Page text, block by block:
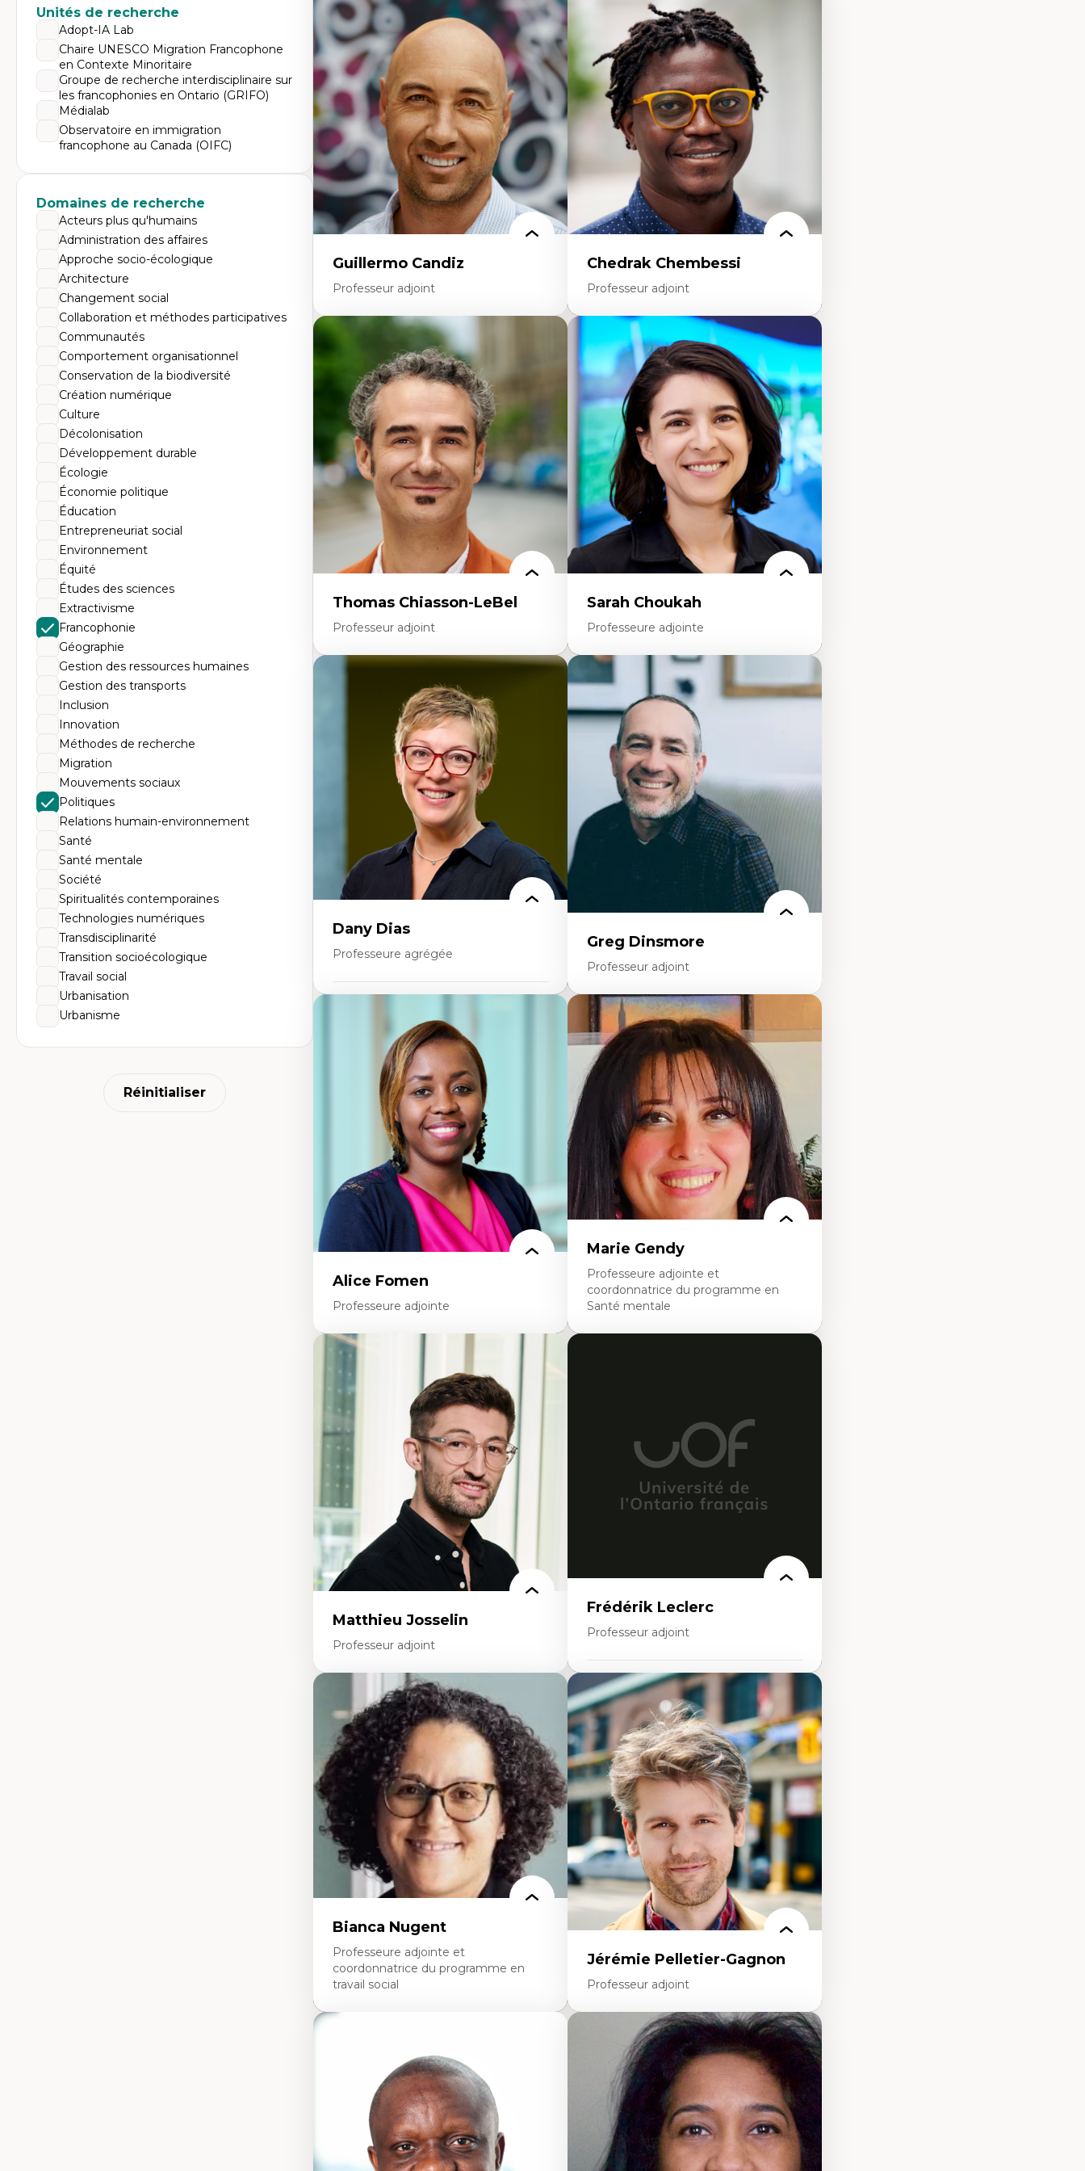
Unités de recherche
Adopt-IA Lab
Chaire UNESCO Migration Francophone
en Contexte Minoritaire
Groupe de recherche interdisciplinaire sur
les francophonies en Ontario (GRIFO)
Médialab
Observatoire en immigration
francophone au Canada (OIFC)
Domaines de recherche
Acteurs plus qu'humains
Administration des affaires
Approche socio-écologique
Architecture
Changement social
Collaboration et méthodes participatives
Communautés
Comportement organisationnel
Conservation de la biodiversité
Création numérique
Culture
Décolonisation
Développement durable
Écologie
Économie politique
Éducation
Entrepreneuriat social
Environnement
Équité
Études des sciences
Extractivisme
Francophonie
Géographie
Gestion des ressources humaines
Gestion des transports
Inclusion
Innovation
Méthodes de recherche
Migration
Mouvements sociaux
Politiques
Relations humain-environnement
Santé
Santé mentale
Société
Spiritualités contemporaines
Technologies numériques
Transdisciplinarité
Transition socioécologique
Travail social
Urbanisation
Urbanisme
Réinitialiser
Expertises
Discours sur la ville et représentations
Mosquées, formes et usages au Canada
Reconnaissance et représentations des
communautés immigrantes dans l'espace
urbain
Design architectural et urbain
Patrimoine et patrimonialisation
Études postcoloniales et décolonisation des
savoirs
Didactique des sciences – processus
d’enquête et culture scientifique
Éducation en milieu minoritaire –
construction identitaire et conscience
critique
Technologies éducatives – ludification et
programmation pédagogique
La langue dans toutes les matières –
environnement discursif et langage
scientifique
Guillermo Candiz
Professeur adjoint
Trajectoires migratoires
Migrations forcées
Études des frontières; Enjeux géopolitiques
des migrations
Politiques migratoires
Réfugiés
Demandeurs d’asile
Migrations irrégulières
Migrations temporaires
Migration et changement climatique
Migration et développement
Chedrak Chembessi
Professeur adjoint
Expertises
Économie circulaire
Modèles d’affaires durables
Histoire des faits économiques
Gestion durable des ressources naturelles
Écologie industrielle
Aménagement durable du territoire
Développement régional
Coopératives
Télétravail en milieu rural francophone
Transition socio-écologique
Thomas Chiasson-LeBel
Professeur adjoint
Théories du développement
Économie politique comparée
Élites économiques
Sociologie économique
Extractivisme
Classes sociales
Mouvements sociaux
Théories de l’État
Sarah Choukah
Professeure adjointe
Expertises
Démocratisation des nouvelles
technologies et biotechnologies
Données ouvertes
Bioart, programmation et électronique
créatives
Histoire sociale et culturelle des
technologies numériques
Résistances et droits numériques
Internet des objets
Métavers
Problématiques relatives à l’intelligence
artificielle, l’apprentissage machine et les
Féminismes et nouvelles technologies
Dany Dias
Professeure agrégée
Pédagogies critiques et justice sociale
Éthique relationnelle et sollicitude en
éducation
Décolonisation et autochtonisation de la
formation à l’enseignement
Littératie et didactique du français
Éducation inclusive
Formation à l’enseignement en contexte
francophone minoritaire
Identité linguistique et culturelle
Recherche-action et approches
participatives
Leadership éducatif et pratiques réflexives
Éducation durable et bien-être en
enseignement
Greg Dinsmore
Professeur adjoint
Expertises
Fragmentation des auditoires médiatiques
Analyse multi-plateforme des auditoires
médiatiques
Analyse des comportements numériques à
travers les données massives et l’IA
Recherche quantitative et qualitative sur
les auditoires médiatiques
Épistémologie des techniques de recherche
numérique et l’IA
Théorie des droits de la personne
La pensée politique d’Hannah Arendt
La pensée politique à l’ère numérique
Justice internationale et normes
internationales
Alice Fomen
Professeure adjointe
Expertises
Acceptabilité, acceptation et adoption des
technologies
Technologies d'apprentissage innovantes
Insertion professionnelle du nouveau
personnel enseignant
Construction identitaire en milieu
minoritaire francophone
Technologies éducatives pour la formation
Marie Gendy
Professeure adjointe et
coordonnatrice du programme en
Santé mentale
Développement de protocoles d'essais
cliniques
Collaboration interfonctionnelle
Développement de cadres politiques
Collaboration avec des entreprises
pharmaceutiques
Matthieu Josselin
Professeur adjoint
Expertises
Ethnographie critique des environnements
d’apprentissage des étudiant.e.s
Approche transdisciplinaire des
compétences socioaffectives et
interculturelles
Didactique des langues secondes et
compétence pragmatique
Andragogie
Méthodologies de recherche qualitative
Frédérik Leclerc
Professeur adjoint
Expertises
Théories et pratiques de l’urbanisme
Urbanisme durable
Histoire de l’urbanisme
Théories sur la
territorialité/territorialisation
Bianca Nugent
Professeure adjointe et
coordonnatrice du programme en
travail social
Travail social, action et justice sociale
Fondements de l’intervention et des
nouvelles pratiques en travail social et en
éducation inclusive
Minorités linguistiques, offre active et
francophonie plurielle en contexte
linguistique minoritaire
Études critiques sur le handicap, la
neurodiversité, l'agentivité et les injustices
Jérémie Pelletier-Gagnon
Professeur adjoint
Expertises
Études du jeu vidéo
Fouille de textes
Études postcoloniales
Études critiques des médias
Analyse de données
Études japonaises
Mondialisation
Traduction et localisation
Intelligence artificielle et communication